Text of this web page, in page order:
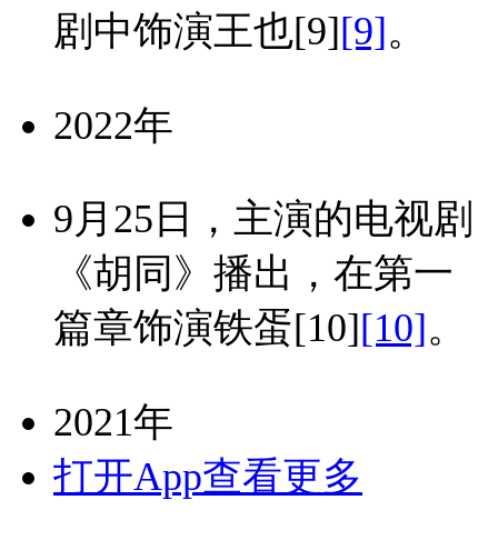
剧中饰演王也[9][9]。
2022年
9月25日，主演的电视剧
《胡同》播出，在第一
篇章饰演铁蛋[10][10]。
2021年
打开App查看更多